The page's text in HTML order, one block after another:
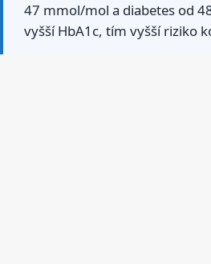
47 mmol/mol a diabetes od
vyšší HbA1c, tím vyšší riziko